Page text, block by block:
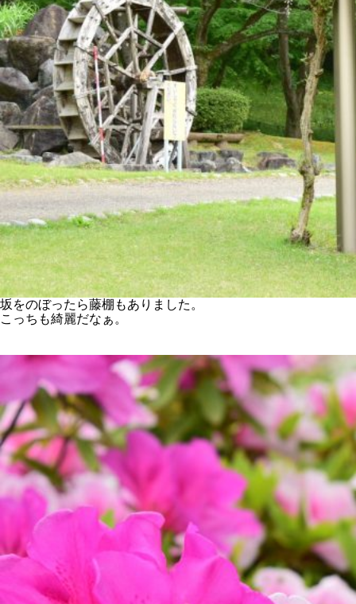
坂をのぼったら藤棚もありました。
こっちも綺麗だなぁ。